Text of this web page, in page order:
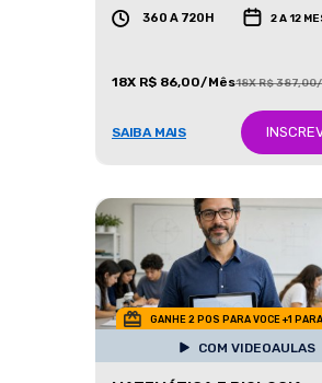
360 A 720H 2 A 12
18X R$ 86,00/Mês18X R$
SAIBA MAIS
GANHE 2 POS PARA VOCE +1
COM VIDEOAULAS